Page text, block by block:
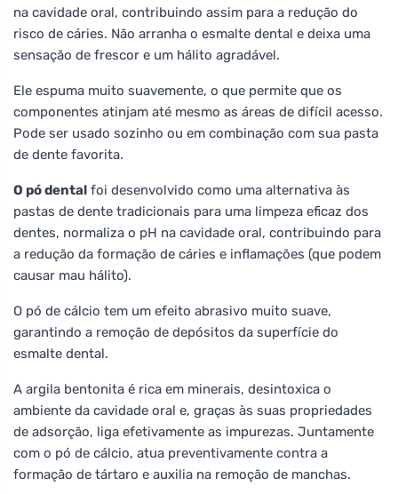
na cavidade oral, contribuindo assim para a redução do
risco de cáries. Não arranha o esmalte dental e deixa uma
sensação de frescor e um hálito agradável.
Ele espuma muito suavemente, o que permite que os
componentes atinjam até mesmo as áreas de difícil acesso.
Pode ser usado sozinho ou em combinação com sua pasta
de dente favorita.
O pó dental foi desenvolvido como uma alternativa às
pastas de dente tradicionais para uma limpeza eficaz dos
dentes, normaliza o pH na cavidade oral, contribuindo para
a redução da formação de cáries e inflamações (que podem
causar mau hálito).
O pó de cálcio tem um efeito abrasivo muito suave,
garantindo a remoção de depósitos da superfície do
esmalte dental.
A argila bentonita é rica em minerais, desintoxica o
ambiente da cavidade oral e, graças às suas propriedades
de adsorção, liga efetivamente as impurezas. Juntamente
com o pó de cálcio, atua preventivamente contra a
formação de tártaro e auxilia na remoção de manchas.